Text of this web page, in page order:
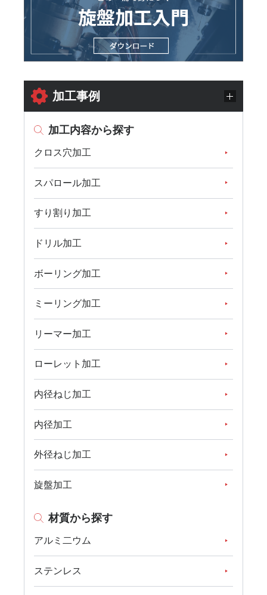
加工事例
加工内容から探す
クロス穴加工
スパロール加工
すり割り加工
ドリル加工
ボーリング加工
ミーリング加工
リーマー加工
ローレット加工
内径ねじ加工
内径加工
外径ねじ加工
旋盤加工
材質から探す
アルミ二ウム
ステンレス